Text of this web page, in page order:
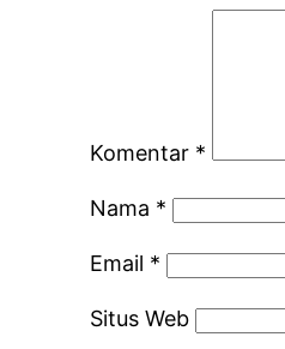
Komentar *
Nama *
Email *
Situs Web